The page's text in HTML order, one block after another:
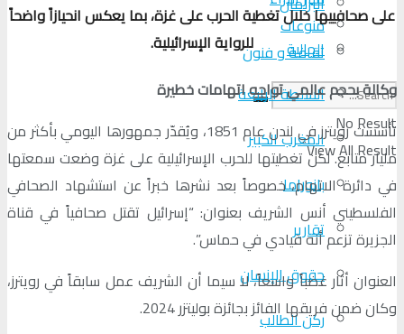
منوعات
ثقافة و فنون
No Result
View All Result
الجالية
السلطة الرابعة
المغرب الكبير
بانوراما
تقارير
حقوق الإنسان
ركن الطالب
على صحافييها خلال تغطية الحرب على غزة، بما يعكس انحيازاً واضحاً
للرواية الإسرائيلية.
وكالة بحجم عالمي تواجه اتهامات خطيرة
تأسست رويترز في لندن عام 1851، ويُقدّر جمهورها اليومي بأكثر من
مليار متابع. لكن تغطيتها للحرب الإسرائيلية على غزة وضعت سمعتها
في دائرة الاتهام، خصوصاً بعد نشرها خبراً عن استشهاد الصحافي
الفلسطيني أنس الشريف بعنوان: “إسرائيل تقتل صحافياً في قناة
الجزيرة تزعم أنه قيادي في حماس”.
العنوان أثار غضباً واسعاً، لا سيما أن الشريف عمل سابقاً في رويترز،
وكان ضمن فريقها الفائز بجائزة بوليتزر 2024.